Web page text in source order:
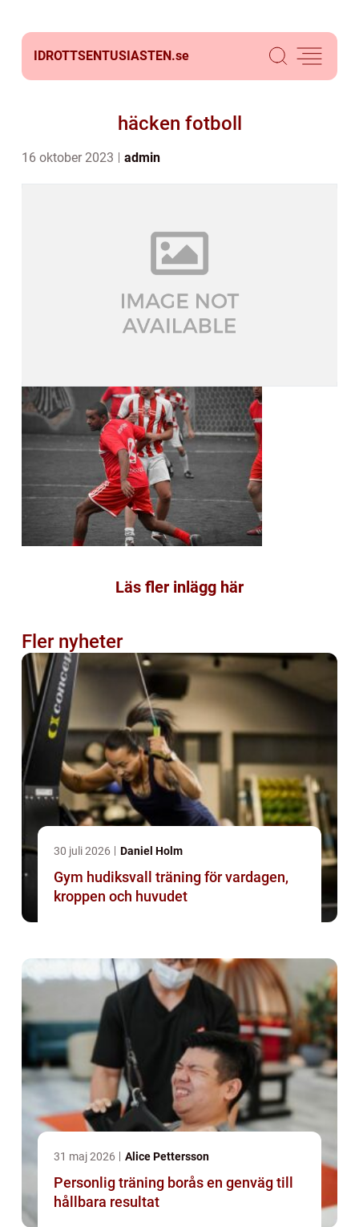
IDROTTSENTUSIASTEN.se
häcken fotboll
16 oktober 2023 admin
Läs fler inlägg här
Fler nyheter
30 juli 2026 Daniel Holm
Gym hudiksvall träning för vardagen,
kroppen och huvudet
31 maj 2026 Alice Pettersson
Personlig träning borås en genväg till
hållbara resultat